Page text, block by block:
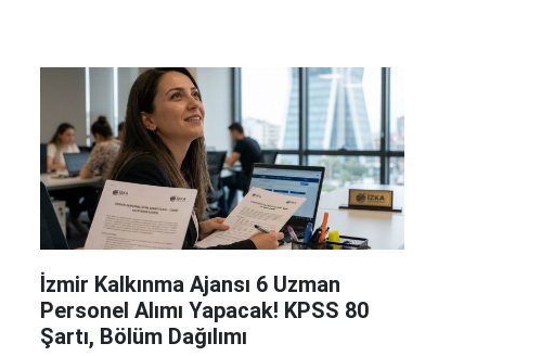
İzmir Kalkınma Ajansı 6 Uzman
Personel Alımı Yapacak! KPSS 80
Şartı, Bölüm Dağılımı